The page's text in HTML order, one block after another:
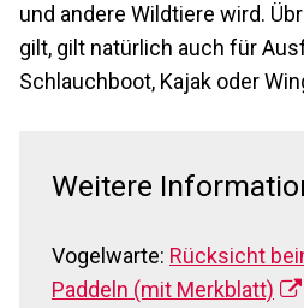
und andere Wildtiere wird.
gilt, gilt natürlich auch für
Schlauchboot, Kajak oder
Weitere
Vogelwarte: Rücksicht
Paddeln (mit Merkblatt)